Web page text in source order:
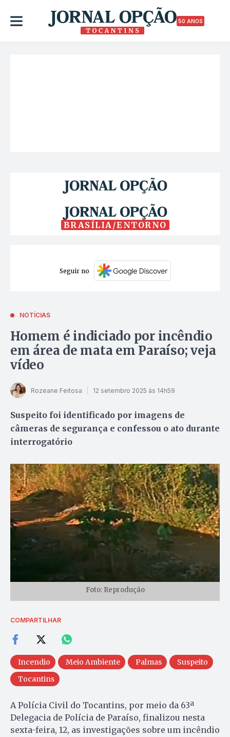
50 ANOS
BRASÍLIA/ENTORNO
Seguir no
NOTÍCIAS
Homem é indiciado por incêndio
em área de mata em Paraíso; veja
vídeo
Rozeane Feitosa 12 setembro 2025 às 14h59
Suspeito foi identificado por imagens de
câmeras de segurança e confessou o ato durante
interrogatório
Foto: Reprodução
COMPARTILHAR
Incendio Meio Ambiente Palmas
Suspeito
Tocantins
A Polícia Civil do Tocantins, por meio da 63ª
Delegacia de Polícia de Paraíso, finalizou nesta
sexta-feira, 12, as investigações sobre um incêndio